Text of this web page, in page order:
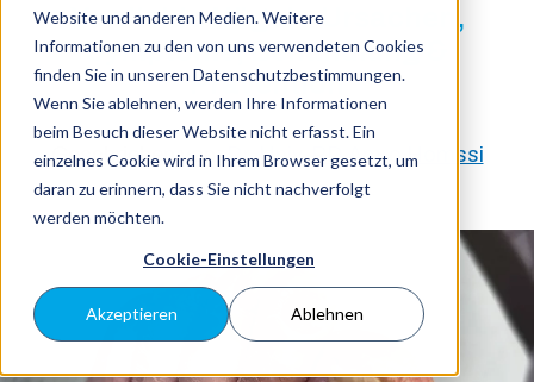
Website und anderen Medien. Weitere
Informationen zu den von uns verwendeten Cookies
finden Sie in unseren Datenschutzbestimmungen.
Wenn Sie ablehnen, werden Ihre Informationen
beim Besuch dieser Website nicht erfasst. Ein
einzelnes Cookie wird in Ihrem Browser gesetzt, um
daran zu erinnern, dass Sie nicht nachverfolgt
werden möchten.
Cookie-Einstellungen
Akzeptieren Ablehnen
Zehennagel
Ratgeber
Suchen
Verdickte Nägel – Ursachen,
Symptome, Behandlung &
Prävention
Geschrieben von:Dr. Univ. PD Amro Homssi